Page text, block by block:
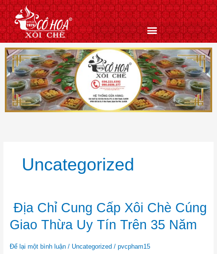
Nhảy
tới
nội
dung
Uncategorized
Địa Chỉ Cung Cấp Xôi Chè Cúng
Giao Thừa Uy Tín Trên 35 Năm
Để lại một bình luận / Uncategorized / pvcpham15
Địa
Chỉ
Cung
Cấp
Chè